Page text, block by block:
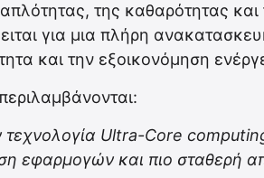
της καθαρότητας και
για μια πλήρη
και την εξοικονόμηση
Ultra-Core
εφαρμογών και πιο σταθερή